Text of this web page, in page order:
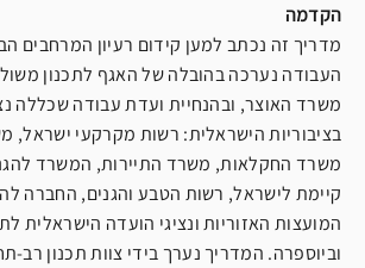
הקדמה
מדריך זה נכתב למען קידום רעיון המרחבים
העבודה נערכה בהובלה של האגף לתכנון
משרד האוצר, ובהנחיית ועדת עבודה שכללה
בציבוריות הישראלית: רשות מקרקעי ישראל,
משרד החקלאות, משרד התיירות, המשרד
קיימת לישראל, רשות הטבע והגנים, החברה
המועצות האזוריות ונציגי הועדה הישראלית
וביוספרה. המדריך נערך בידי צוות תכנון רב-